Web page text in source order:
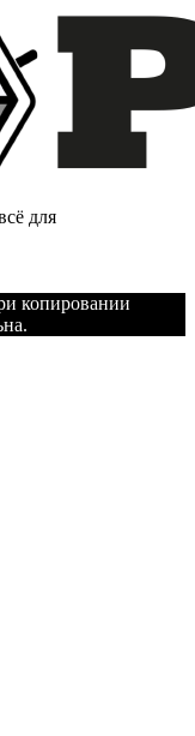
для
копировании